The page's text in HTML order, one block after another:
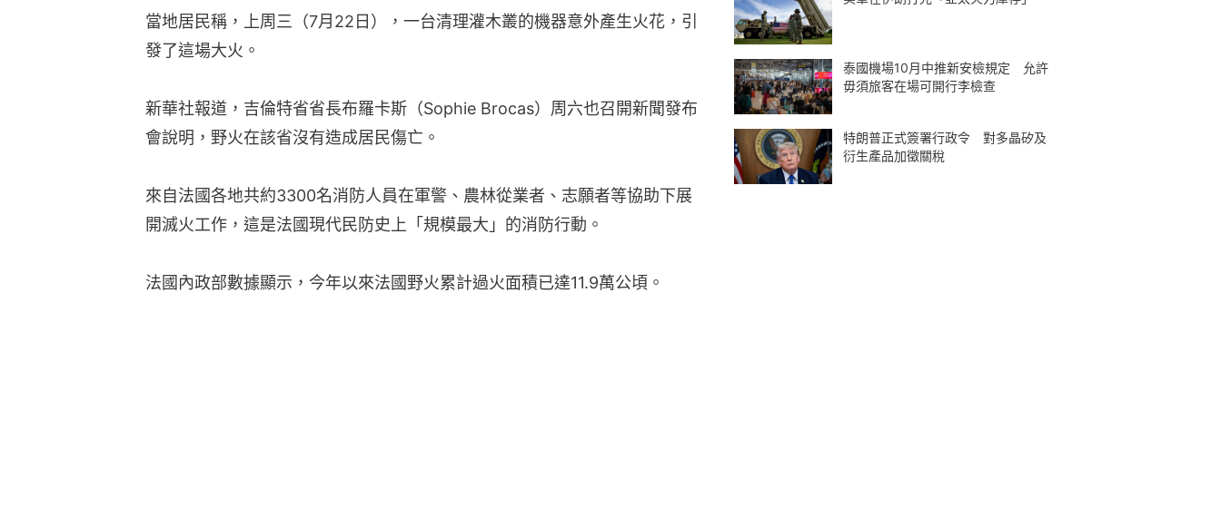
當地居民稱，上周三（7月22日），一台清理灌木叢的機器意外產生火花，引
發了這場大火。
新華社報道，吉倫特省省長布羅卡斯（Sophie Brocas）周六也召開新聞發布
會說明，野火在該省沒有造成居民傷亡。
來自法國各地共約3300名消防人員在軍警、農林從業者、志願者等協助下展
開滅火工作，這是法國現代民防史上「規模最大」的消防行動。
法國內政部數據顯示，今年以來法國野火累計過火面積已達11.9萬公頃。